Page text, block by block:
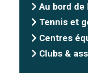
Au bord de
Tennis et
Centres
Clubs &